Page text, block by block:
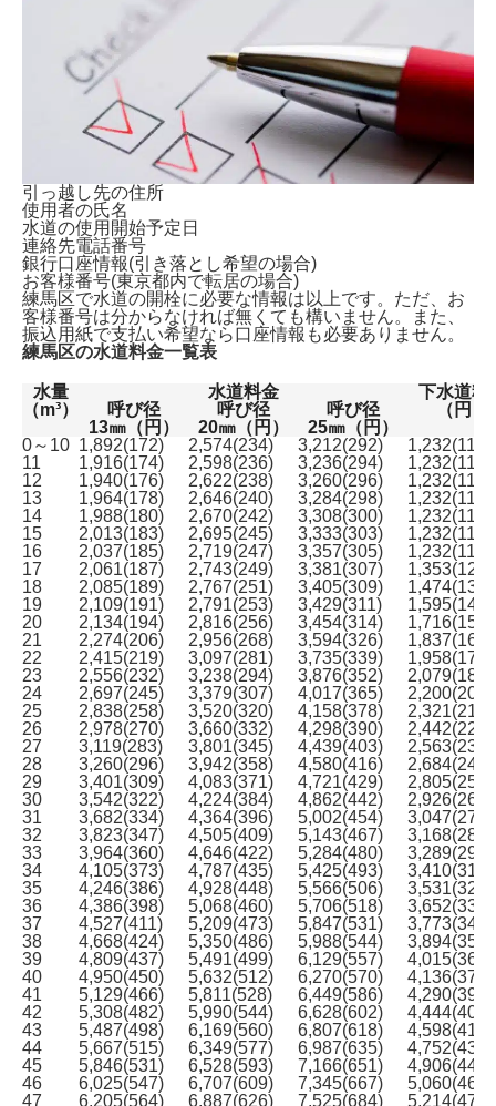
引っ越し先の住所
使用者の氏名
水道の使用開始予定日
連絡先電話番号
銀行口座情報(引き落とし希望の場合)
お客様番号(東京都内で転居の場合)
練馬区で水道の開栓に必要な情報は以上です。ただ、 お
客様番号は分からなければ無くても構いません。
また、
振込用紙で支払い希望なら口座情報も必要ありません。
練馬区の水道料金一覧表
水量
（m³）
水道料金
下水道料
（円）
呼び径
13㎜（円）
呼び径
20㎜（円）
呼び径
25㎜（円）
0～10 1,892(172) 2,574(234) 3,212(292)
1,232(112)
11
1,916(174) 2,598(236) 3,236(294)
1,232(112)
12
1,940(176) 2,622(238) 3,260(296)
1,232(112)
13
1,964(178) 2,646(240) 3,284(298)
1,232(112)
14
1,988(180) 2,670(242) 3,308(300)
1,232(112)
15
2,013(183) 2,695(245) 3,333(303)
1,232(112)
16
2,037(185) 2,719(247) 3,357(305)
1,232(112)
17
2,061(187) 2,743(249) 3,381(307)
1,353(123)
18
2,085(189) 2,767(251) 3,405(309)
1,474(134)
19
2,109(191) 2,791(253) 3,429(311)
1,595(145)
20
2,134(194) 2,816(256) 3,454(314)
1,716(156)
21
2,274(206) 2,956(268) 3,594(326)
1,837(167)
22
2,415(219) 3,097(281) 3,735(339)
1,958(178)
23
2,556(232) 3,238(294) 3,876(352)
2,079(189)
24
2,697(245) 3,379(307) 4,017(365)
2,200(200)
25
2,838(258) 3,520(320) 4,158(378)
2,321(211)
26
2,978(270) 3,660(332) 4,298(390)
2,442(222)
27
3,119(283) 3,801(345) 4,439(403)
2,563(233)
28
3,260(296) 3,942(358) 4,580(416)
2,684(244)
29
3,401(309) 4,083(371) 4,721(429)
2,805(255)
30
3,542(322) 4,224(384) 4,862(442)
2,926(266)
31
3,682(334) 4,364(396) 5,002(454)
3,047(277)
32
3,823(347) 4,505(409) 5,143(467)
3,168(288)
33
3,964(360) 4,646(422) 5,284(480)
3,289(299)
34
4,105(373) 4,787(435) 5,425(493)
3,410(310)
35
4,246(386) 4,928(448) 5,566(506)
3,531(321)
36
4,386(398) 5,068(460) 5,706(518)
3,652(332)
37
4,527(411) 5,209(473) 5,847(531)
3,773(343)
38
4,668(424) 5,350(486) 5,988(544)
3,894(354)
39
4,809(437) 5,491(499) 6,129(557)
4,015(365)
40
4,950(450) 5,632(512) 6,270(570)
4,136(376)
41
5,129(466) 5,811(528) 6,449(586)
4,290(390)
42
5,308(482) 5,990(544) 6,628(602)
4,444(404)
43
5,487(498) 6,169(560) 6,807(618)
4,598(418)
44
5,667(515) 6,349(577) 6,987(635)
4,752(432)
45
5,846(531) 6,528(593) 7,166(651)
4,906(446)
46
6,025(547) 6,707(609) 7,345(667)
5,060(460)
47
6,205(564) 6,887(626) 7,525(684)
5,214(474)